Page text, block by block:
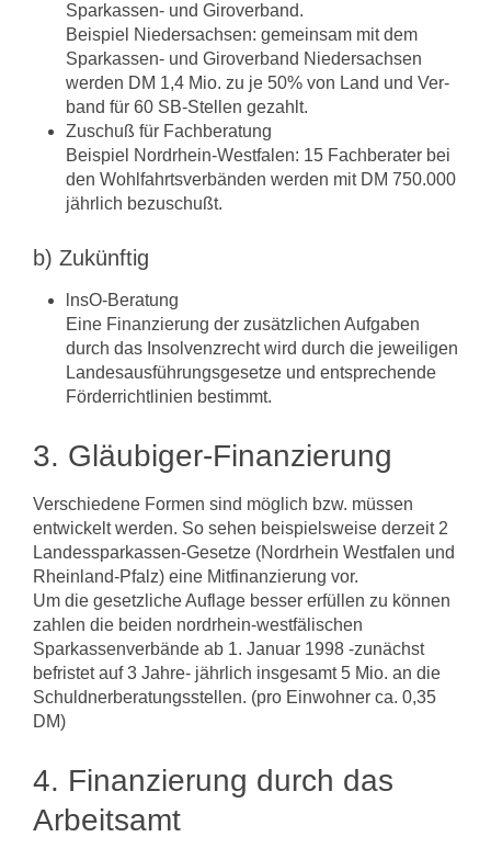
Sparkassen- und Giroverband.
Beispiel Niedersachsen: gemeinsam mit dem
Sparkassen- und Girover­band Niedersachsen
werden DM 1,4 Mio. zu je 50% von Land und Ver­
band für 60 SB-Stellen gezahlt.
Zuschuß für Fachberatung
Beispiel Nordrhein-Westfalen: 15 Fachberater bei
den Wohlfahrtsverbän­den werden mit DM 750.000
jährlich bezuschußt.
b) Zukünftig
lnsO-Beratung
Eine Finanzierung der zusätzlichen Aufgaben
durch das Insolvenzrecht wird durch die jeweiligen
Landesausführungsgesetze und entsprechende
Förderrichtlinien bestimmt.
3. Gläubiger-Finanzierung
Verschiedene Formen sind möglich bzw. müssen
entwickelt werden. So sehen beispielsweise derzeit 2
Landessparkassen-Gesetze (Nordrhein­ Westfalen und
Rheinland-Pfalz) eine Mitfinanzierung vor.
Um die gesetzliche Auflage besser erfüllen zu können
zahlen die beiden nord­rhein-westfälischen
Sparkassenverbände ab 1. Januar 1998 -zunächst
befristet auf 3 Jahre- jährlich insgesamt 5 Mio. an die
Schuldnerberatungsstellen. (pro Einwohner ca. 0,35
DM)
4. Finanzierung durch das
Arbeitsamt